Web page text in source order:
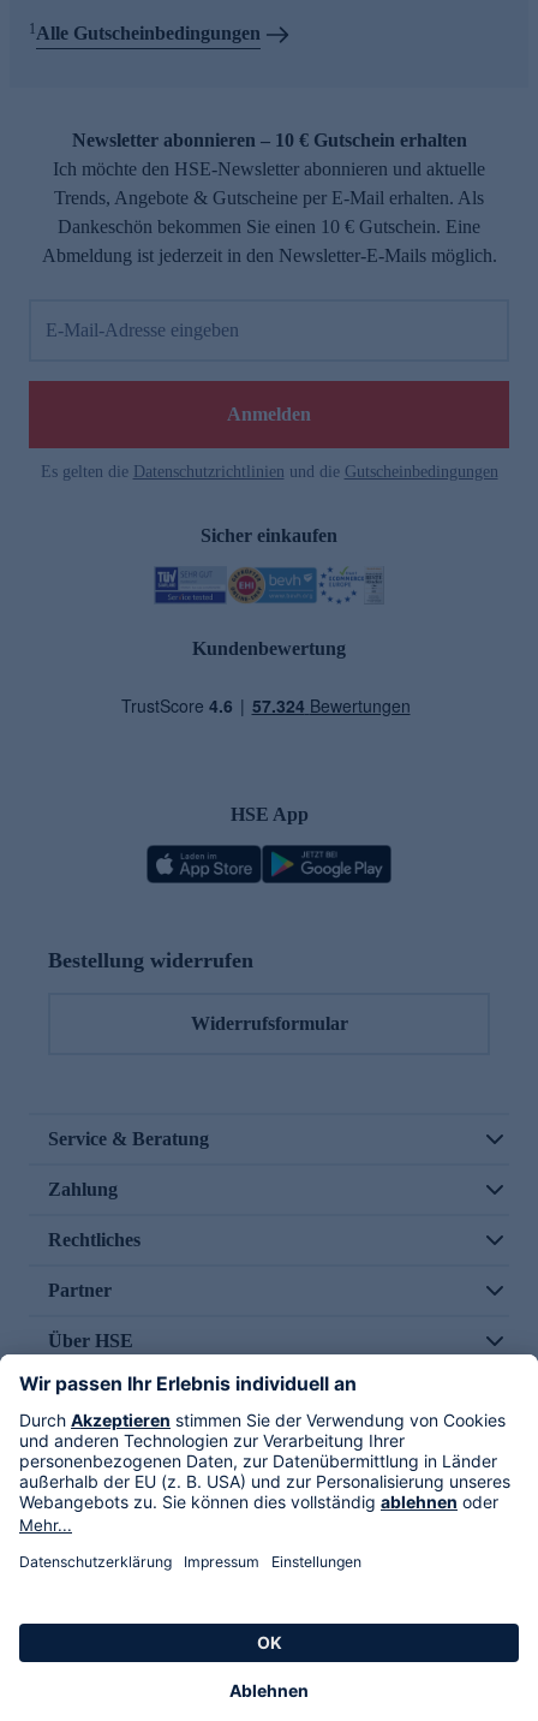
1Alle Gutscheinbedingungen
Newsletter abonnieren – 10 € Gutschein erhalten
Ich möchte den HSE-Newsletter abonnieren und aktuelle
Trends, Angebote & Gutscheine per E-Mail erhalten. Als
Dankeschön bekommen Sie einen 10 € Gutschein. Eine
Abmeldung ist jederzeit in den Newsletter-E-Mails möglich.
E-Mail-Adresse eingeben
Anmelden
Es gelten die Datenschutzrichtlinien und die Gutscheinbedingungen
Sicher einkaufen
Kundenbewertung
HSE App
Bestellung widerrufen
Widerrufsformular
Service & Beratung
Zahlung
Rechtliches
Partner
Über HSE
Im TV
HSE International